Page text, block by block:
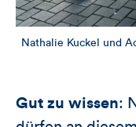
Nathalie Kuckel und
Gut zu wissen: